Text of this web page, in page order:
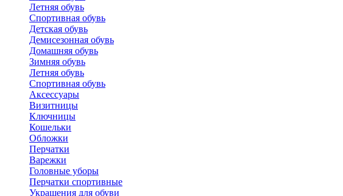
Летняя обувь
Спортивная обувь
Детская обувь
Демисезонная обувь
Домашняя обувь
Зимняя обувь
Летняя обувь
Спортивная обувь
Аксессуары
Визитницы
Ключницы
Кошельки
Обложки
Перчатки
Варежки
Головные уборы
Перчатки спортивные
Украшения для обуви